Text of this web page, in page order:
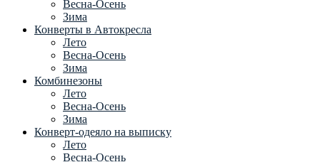
Весна-Осень
Зима
Конверты в Автокресла
Лето
Весна-Осень
Зима
Комбинезоны
Лето
Весна-Осень
Зима
Конверт-одеяло на выписку
Лето
Весна-Осень